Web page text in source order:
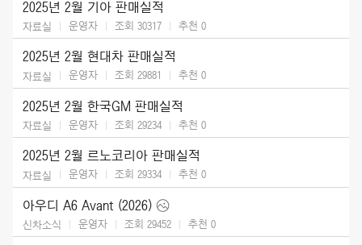
2025년 2월 기아 판매실적
자료실 운영자 조회 30317 추천 0
2025년 2월 현대차 판매실적
자료실 운영자 조회 29881 추천 0
2025년 2월 한국GM 판매실적
자료실 운영자 조회 29234 추천 0
2025년 2월 르노코리아 판매실적
자료실 운영자 조회 29334 추천 0
아우디 A6 Avant (2026)
신차소식 운영자 조회 29452 추천 0